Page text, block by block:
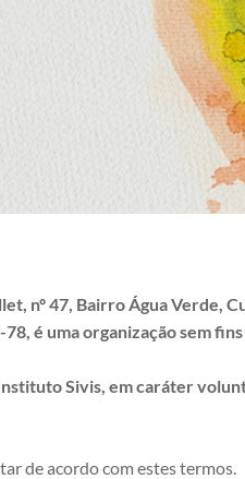
nº 47, Bairro Água Verde,
é uma organização sem
Sivis, em caráter
de acordo com estes termos.